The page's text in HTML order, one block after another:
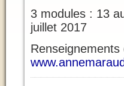
3 modules : 13
juillet 2017